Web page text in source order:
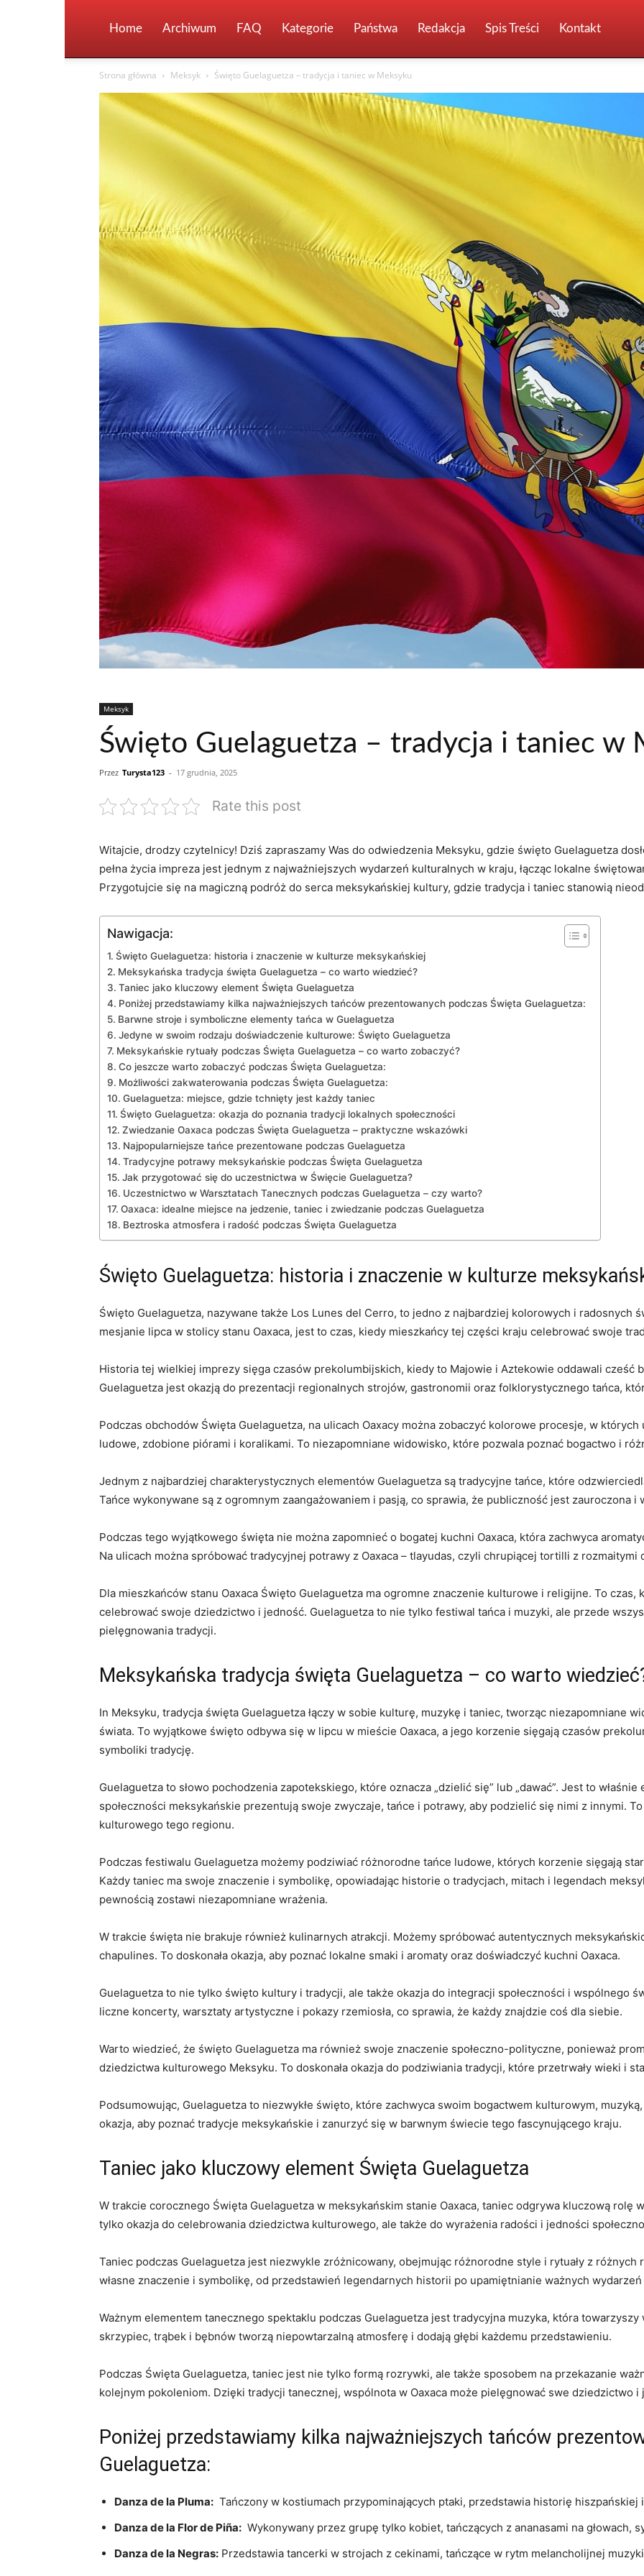
Home Archiwum FAQ Kategorie Państwa Redakcja Spis Treści Kontakt
Strona główna Meksyk Święto Guelaguetza – tradycja i taniec w Meksyku
Meksyk
Święto Guelaguetza – tradycja i taniec w
Przez Turysta123 - 17 grudnia, 2025
Rate this post
Witajcie, drodzy czytelnicy! Dziś zapraszamy Was do odwiedzenia​ Meksyku, gdzie ⁤święto Guelaguetza
pełna życia impreza jest jednym z najważniejszych⁢ wydarzeń kulturalnych w kraju, łącząc lokalne
Przygotujcie się ⁣na magiczną podróż​ do serca meksykańskiej kultury, gdzie ‌tradycja i taniec⁤ stanowią‍
Nawigacja:
Święto Guelaguetza: historia i znaczenie w kulturze meksykańskiej
Meksykańska tradycja święta Guelaguetza – co warto wiedzieć?
Taniec jako kluczowy element ‌Święta Guelaguetza
Poniżej przedstawiamy kilka najważniejszych tańców prezentowanych podczas ​Święta Guelaguetza:
Barwne ‌stroje i symboliczne elementy tańca w Guelaguetza
Jedyne ⁢w swoim rodzaju doświadczenie kulturowe: Święto Guelaguetza
Meksykańskie rytuały⁢ podczas Święta Guelaguetza – co warto‌ zobaczyć?
Co jeszcze warto‍ zobaczyć podczas ⁢Święta Guelaguetza:
Możliwości zakwaterowania podczas Święta Guelaguetza:
Guelaguetza: miejsce, gdzie tchnięty jest każdy taniec
Święto Guelaguetza: okazja do poznania tradycji lokalnych społeczności
Zwiedzanie Oaxaca podczas Święta Guelaguetza‍ – praktyczne wskazówki
Najpopularniejsze tańce prezentowane podczas⁣ Guelaguetza
Tradycyjne potrawy meksykańskie podczas⁢ Święta‍ Guelaguetza
Jak przygotować się do uczestnictwa w⁣ Święcie‍ Guelaguetza?
Uczestnictwo w Warsztatach Tanecznych podczas Guelaguetza – czy warto?
Oaxaca: idealne miejsce na jedzenie, taniec i zwiedzanie podczas Guelaguetza
Beztroska atmosfera i radość podczas ⁣Święta Guelaguetza
Święto Guelaguetza: historia i znaczenie w kulturze
Święto Guelaguetza, ‌nazywane ​także ⁤Los Lunes del Cerro, to jedno z najbardziej⁤ kolorowych i radosnych
mesjanie lipca w stolicy stanu Oaxaca, ⁢jest‌ to czas, kiedy mieszkańcy tej części kraju celebrować swoje
Historia tej wielkiej imprezy ⁤sięga czasów prekolumbijskich, kiedy to Majowie i Aztekowie ⁣oddawali cześć
Guelaguetza‍ jest okazją do prezentacji regionalnych strojów,‌ gastronomii oraz folklorystycznego tańca,
Podczas obchodów Święta Guelaguetza,⁤ na ulicach Oaxacy można⁣ zobaczyć kolorowe procesje, w
ludowe, zdobione piórami i ⁣koralikami. To niezapomniane widowisko, które​ pozwala‍ poznać bogactwo i
Jednym z najbardziej charakterystycznych elementów Guelaguetza są tradycyjne tańce, które
Tańce wykonywane są z ogromnym zaangażowaniem i pasją, ⁣co sprawia, że publiczność ​jest zauroczona ⁣i
Podczas tego⁣ wyjątkowego święta nie można⁤ zapomnieć o bogatej kuchni Oaxaca, która⁢ zachwyca
Na⁤ ulicach można spróbować tradycyjnej ⁤potrawy z ‌Oaxaca‌ – tlayudas, czyli chrupiącej tortilli z rozmaitymi
Dla mieszkańców stanu Oaxaca Święto Guelaguetza⁢ ma ogromne‍ znaczenie kulturowe i religijne. To czas,
celebrować swoje dziedzictwo i jedność. Guelaguetza‍ to nie tylko festiwal tańca i muzyki, ale przede
pielęgnowania tradycji.
Meksykańska tradycja święta Guelaguetza – co warto
In Meksyku, tradycja⁣ święta ‍Guelaguetza ​łączy w sobie kulturę, muzykę i taniec, tworząc niezapomniane
świata.‍ To wyjątkowe⁤ święto⁤ odbywa się w lipcu w mieście Oaxaca, a jego korzenie sięgają czasów
symboliki tradycję.
Guelaguetza to słowo pochodzenia zapotekskiego, ⁣które oznacza „dzielić się” lub „dawać”. Jest to
społeczności meksykańskie prezentują swoje zwyczaje, tańce i ‍potrawy, aby⁣ podzielić⁢ się ⁢nimi z innymi.
kulturowego tego regionu.
Podczas festiwalu Guelaguetza możemy ⁤podziwiać różnorodne tańce ludowe, których korzenie sięgają
Każdy taniec ma swoje⁣ znaczenie i symbolikę, opowiadając historie o tradycjach, mitach i‌ legendach
pewnością zostawi niezapomniane wrażenia.
W trakcie święta nie brakuje również kulinarnych atrakcji. Możemy spróbować autentycznych
⁣chapulines. To doskonała okazja, aby poznać lokalne smaki i aromaty oraz doświadczyć kuchni Oaxaca.
Guelaguetza to nie tylko święto kultury i tradycji, ale także okazja do integracji społeczności i wspólnego
liczne⁢ koncerty, warsztaty artystyczne i⁢ pokazy rzemiosła, co sprawia, że każdy znajdzie coś dla siebie.
Warto‌ wiedzieć, że święto Guelaguetza ma również swoje znaczenie społeczno-polityczne, ponieważ
dziedzictwa kulturowego Meksyku. To ⁤doskonała okazja do podziwiania tradycji, które przetrwały wieki i
Podsumowując, Guelaguetza to niezwykłe święto, które zachwyca‍ swoim bogactwem kulturowym,
okazja, aby poznać ‍tradycje meksykańskie ⁢i zanurzyć się w barwnym świecie tego fascynującego kraju.
Taniec jako kluczowy element ‌Święta Guelaguetza
W trakcie corocznego Święta Guelaguetza w meksykańskim stanie‌ Oaxaca,‌ taniec odgrywa⁤ kluczową
tylko​ okazja do celebrowania dziedzictwa kulturowego, ale także do wyrażenia radości i jedności
Taniec podczas Guelaguetza jest niezwykle zróżnicowany, ​obejmując różnorodne style i rytuały ⁤z różnych
własne znaczenie i symbolikę, od przedstawień legendarnych historii ​po upamiętnianie ważnych
Ważnym elementem tanecznego spektaklu podczas Guelaguetza jest tradycyjna muzyka, ⁢która
skrzypiec, trąbek i bębnów tworzą niepowtarzalną‍ atmosferę i dodają⁣ głębi każdemu przedstawieniu.
Podczas Święta Guelaguetza, taniec jest nie tylko formą​ rozrywki, ale także sposobem na przekazanie
kolejnym pokoleniom. Dzięki tradycji tanecznej, wspólnota w Oaxaca może pielęgnować swe dziedzictwo
Poniżej przedstawiamy kilka najważniejszych tańców
Guelaguetza:
Danza ​de la Pluma:
Tańczony w kostiumach przypominających ptaki, przedstawia historię hiszpańskiej
Danza‌ de la Flor de ‍Piña:
Wykonywany przez grupę tylko kobiet, tańczących z ananasami na głowach,
Danza de la‍ Negras: ‌Przedstawia tancerki w strojach⁢ z cekinami, tańczące ⁢w rytm melancholijnej